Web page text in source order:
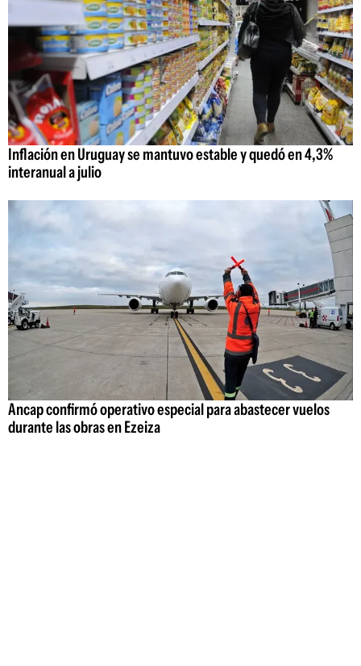
Inflación en Uruguay se mantuvo estable y quedó en 4,3%
interanual a julio
Ancap confirmó operativo especial para abastecer vuelos
durante las obras en Ezeiza